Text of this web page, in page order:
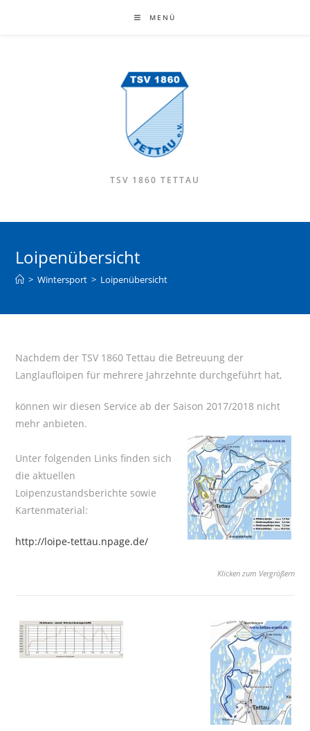
MENÜ
TSV 1860 TETTAU
Loipenübersicht
> Wintersport > Loipenübersicht
Nachdem der TSV 1860 Tettau die Betreuung der
Langlaufloipen für mehrere Jahrzehnte durchgeführt hat,
können wir diesen Service ab der Saison 2017/2018 nicht
mehr anbieten.
Unter folgenden Links finden sich
die aktuellen
Loipenzustandsberichte sowie
Kartenmaterial:
http://loipe-tettau.npage.de/
Klicken zum Vergrößern